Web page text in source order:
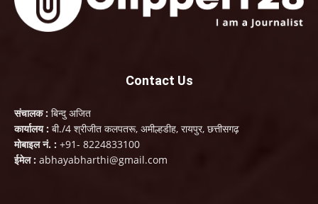
Contact Us
संचालक : बिन्दु अजित
कार्यालय : बी./4 श्रीजीत कलपतरू, अमील्हडीह, रायपुर, छत्तीसगढ़
मोबाइल नं. : +91- 8224833100
ईमेल : abhayabharthi@gmail.com